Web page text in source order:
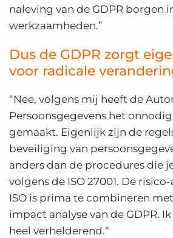
naleving van de GDPR borgen
werkzaamheden.”
Dus de GDPR zorgt
voor radicale
“Nee, volgens mij heeft de
Persoonsgegevens het
gemaakt. Eigenlijk zijn de
beveiliging van
anders dan de procedures die
volgens de ISO 27001. De
ISO is prima te combineren
impact analyse van de GDPR.
heel verhelderend.“